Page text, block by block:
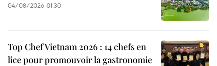
04/08/2026 01:30
Top Chef Vietnam 2026 : 14 chefs en
lice pour promouvoir la gastronomie